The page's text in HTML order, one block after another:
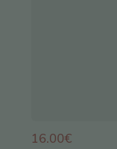
16.00€